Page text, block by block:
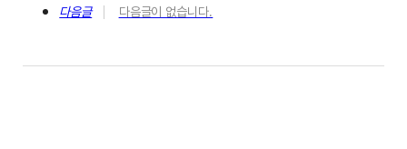
다음글 다음글이 없습니다.